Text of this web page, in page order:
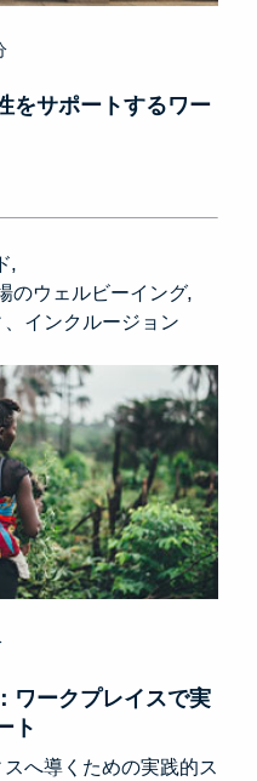
をサポートするワー
のウェルビーイング
インクルージョン
ワークプレイスで実
ト
へ導くための実践的ス